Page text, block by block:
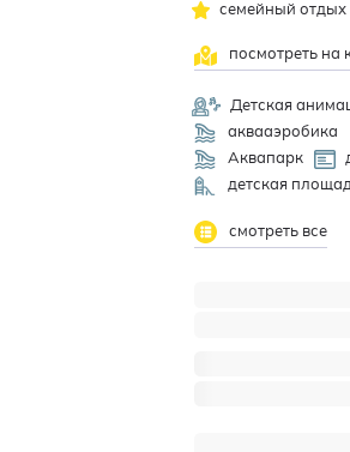
семейный отдых
посмотреть на
Детская
аквааэробика
Аквапарк
детская
смотреть все